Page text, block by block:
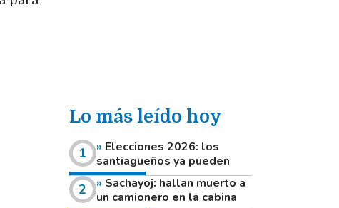
Lo más leído hoy
Elecciones 2026: los
santiagueños ya pueden
consultar dónde votan este
domingo
Sachayoj: hallan muerto a
un camionero en la cabina